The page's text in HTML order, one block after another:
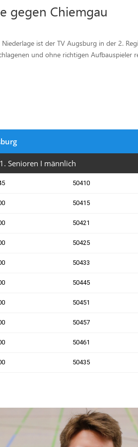
gegen Chiemgau
ist der TV Augsburg in der 2.
und ohne richtigen Aufbauspieler